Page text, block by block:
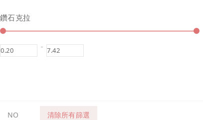
鑽石克拉
-
NO 清除所有篩選